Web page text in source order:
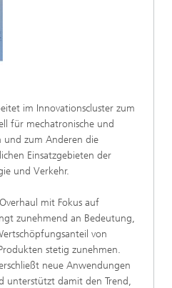
im Innovationscluster zum
für mechatronische und
und zum Anderen die
Einsatzgebieten der
und Verkehr.
mit Fokus auf
zunehmend an Bedeutung,
von
stetig zunehmen.
neue Anwendungen
unterstützt damit den Trend,